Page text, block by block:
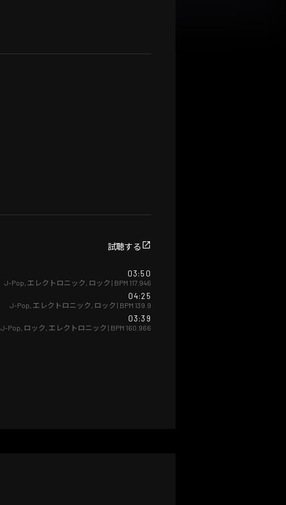
試聴する
03:50
J-Pop エレクトロニック ロック | BPM 117.946
04:25
J-Pop エレクトロニック ロック | BPM 139.9
03:39
J-Pop ロック エレクトロニック | BPM 160.966